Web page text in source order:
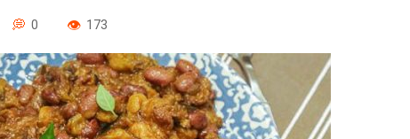
0 173